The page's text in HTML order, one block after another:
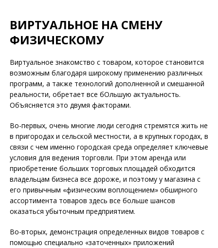
ВИРТУАЛЬНОЕ НА СМЕНУ
ФИЗИЧЕСКОМУ
Виртуальное знакомство с товаром, которое становится
возможным благодаря широкому применению различных
программ, а также технологий дополненной и смешанной
реальности, обретает все бОльшую актуальность.
Объясняется это двумя факторами.
Во-первых, очень многие люди сегодня стремятся жить не
в пригородах и сельской местности, а в крупных городах, в
связи с чем именно городская среда определяет ключевые
условия для ведения торговли. При этом аренда или
приобретение больших торговых площадей обходится
владельцам бизнеса все дороже, и поэтому у магазина с
его привычным «физическим воплощением» обширного
ассортимента товаров здесь все больше шансов
оказаться убыточным предприятием.
Во-вторых, демонстрация определенных видов товаров с
помощью специально «заточенных» приложений